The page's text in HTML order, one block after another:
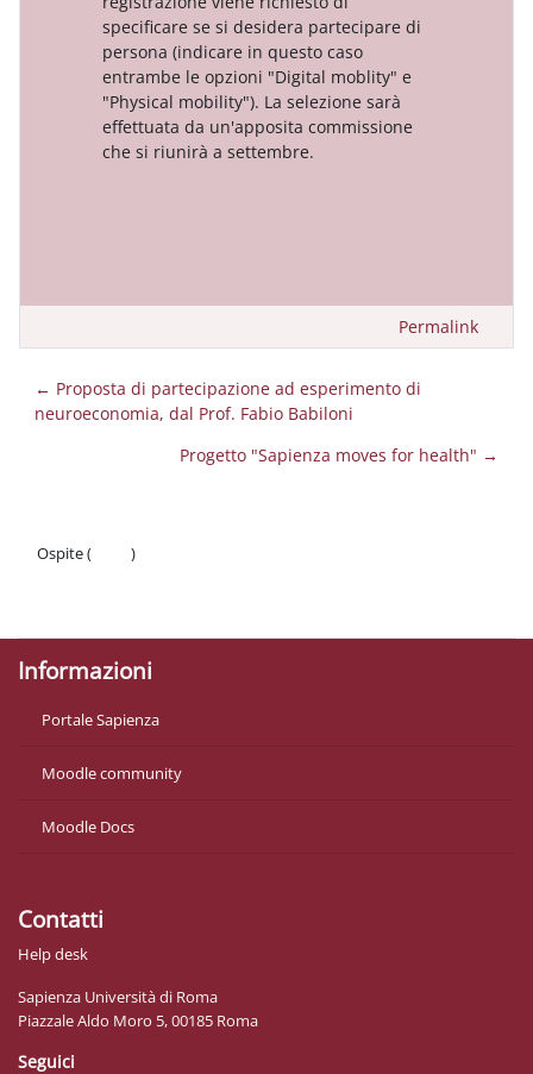
specificare se si desidera partecipare di
persona (indicare in questo caso
entrambe le opzioni "Digital moblity" e
"Physical mobility"). La selezione sarà
effettuata da un'apposita commissione
che si riunirà a settembre.
Permalink
← Proposta di partecipazione ad esperimento di
neuroeconomia, dal Prof. Fabio Babiloni
Progetto "Sapienza moves for health" →
Ospite (
)
Informazioni
Portale Sapienza
Moodle community
Moodle Docs
Contatti
Help desk
Sapienza Università di Roma
Piazzale Aldo Moro 5, 00185 Roma
Seguici